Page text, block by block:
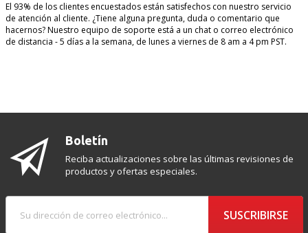
El 93% de los clientes encuestados están satisfechos con nuestro servicio
de atención al cliente. ¿Tiene alguna pregunta, duda o comentario que
hacernos? Nuestro equipo de soporte está a un chat o correo electrónico
de distancia - 5 días a la semana, de lunes a viernes de 8 am a 4 pm PST.
Boletín
Reciba actualizaciones sobre las últimas revisiones de
productos y ofertas especiales.
SUSCRIBIRSE